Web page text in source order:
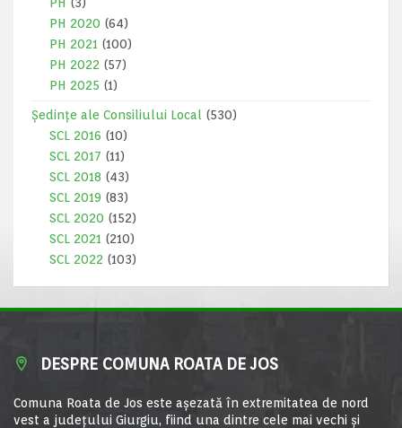
PH 2020 (64)
PH 2021 (100)
PH 2022 (57)
PH 2025 (1)
Ședințe ale Consiliului Local
(530)
SCL 2016 (10)
SCL 2017 (11)
SCL 2018 (43)
SCL 2019 (83)
SCL 2020 (152)
SCL 2021 (210)
SCL 2022 (103)
DESPRE COMUNA ROATA DE JOS
Comuna Roata de Jos este aşezată în extremitatea de nord
vest a judeţului Giurgiu, fiind una dintre cele mai vechi şi